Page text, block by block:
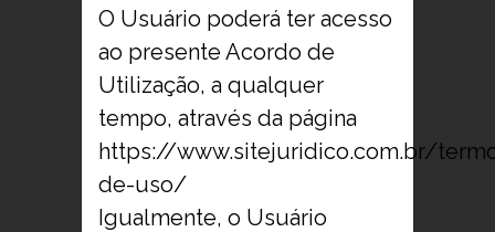
O Usuário poderá ter acesso
ao presente Acordo de
Utilização, a qualquer
tempo, através da página
https://www.sitejuridico.com.br/
de-uso/
Igualmente, o Usuário